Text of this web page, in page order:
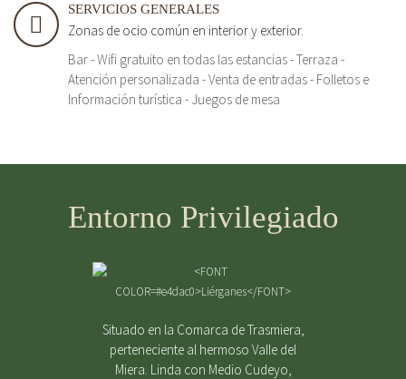
SERVICIOS GENERALES
Zonas de ocio común en interior y exterior.
Bar - Wifi gratuito en todas las estancias - Terraza -
Atención personalizada - Venta de entradas - Folletos e
Información turística - Juegos de mesa
Entorno Privilegiado
Situado en la Comarca de Trasmiera,
perteneciente al hermoso Valle del
Miera. Linda con Medio Cudeyo,